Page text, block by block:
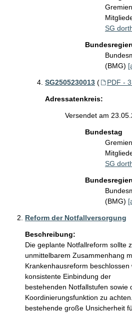
Gremien
SG
(BMG)
SG2505230013 ( PDF -
Adressatenkreis:
Versendet am
Bundestag
Gremien
SG
(BMG)
Reform der Notfallversorgung
Beschreibung:
Die geplante Notfallreform sollte
unmittelbarem Zusammenhang
Krankenhausreform
konsistente Einbindung der
bestehenden Notfallstufen sowie
Koordinierungsfunktion zu
bestehende große Unsicherheit